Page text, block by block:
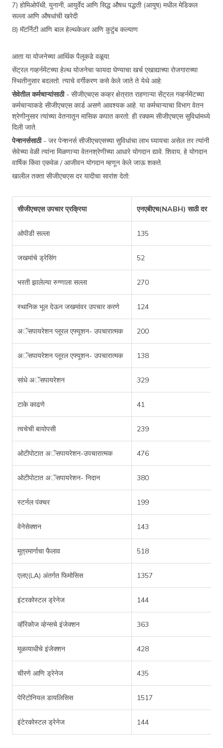
7) होमिओपॅथी, युनानी, आयुर्वेद आणि सिद्ध औषध पद्धती (आयुष) मधील मेडिकल
सल्ला आणि औषधांची खरेदी
8) मॅटर्निटी आणि बाल हेल्थकेअर आणि कुटुंब कल्याण
आता या योजनेच्या आर्थिक पैलूकडे वळूया.
सेंट्रल गव्हर्नमेंटच्या हेल्थ योजनेचा फायदा घेण्याचा खर्च एखाद्याच्या रोजगाराच्या
स्थितीनुसार बदलतो. त्याचे वर्गीकरण कसे केले जाते ते येथे आहे:
सेवेतील कर्मचाऱ्यांसाठी- सीजीएचएस कव्हर क्षेत्रात राहणाऱ्या सेंट्रल गव्हर्नमेंटच्या
कर्मचाऱ्याकडे सीजीएचएस कार्ड असणे आवश्यक आहे. या कर्मचाऱ्याचा विभाग वेतन
श्रेणीनुसार त्यांच्या वेतनातून मासिक कपात करतो. ही रक्कम सीजीएचएस सुविधांमध्ये
दिली जाते.
पेन्शनर्ससाठी - जर पेन्शनर्स सीजीएचएसच्या सुविधांचा लाभ घ्यायचा असेल तर त्यांनी
सेवेच्या वेळी त्यांना मिळणाऱ्या वेतनश्रेणीच्या आधारे योगदान द्यावे. शिवाय, हे योगदान
वार्षिक किंवा एकवेळ / आजीवन योगदान म्हणून केले जाऊ शकते.
खालील तक्ता सीजीएचएस दर यादीचा सारांश देतो:
सीजीएचएस उपचार प्रक्रिया एनएबीएच(NABH) साठी दर
ओपीडी सल्ला 135
जखमांचे ड्रेसिंग 52
भरती झालेल्या रुग्णाला सल्ला 270
स्थानिक भूल देऊन जखमांवर उपचार करणे 124
अॅसपायरेशन प्लूरल एफ्यूशन- उपचारात्मक 200
अॅसपायरेशन प्लूरल एफ्यूशन- उपचारात्मक 138
सांधे अॅसपायरेशन 329
टाके काढणे 41
त्वचेची बायोपसी 239
ओटीपोटात अॅसपायरेशन-उपचारात्मक 476
ओटीपोटात अॅसपायरेशन- निदान 380
स्टर्नल पंक्चर 199
वेनेसेक्शन 143
मूत्रमार्गाचा फैलाव 518
एलए(LA) अंतर्गत फिमोसिस 1357
इंटरकोस्टल ड्रेनेज 144
व्हॅरिकोज व्हेन्सचे इंजेक्शन 363
मूळव्याधीचे इंजेक्शन 428
चीरणे आणि ड्रेनेज 435
पेरिटोनियल डायलिसिस 1517
इंटेरकोस्टल ड्रेनेज 144